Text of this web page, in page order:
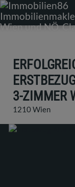
3-ZIMMER
1210 Wien